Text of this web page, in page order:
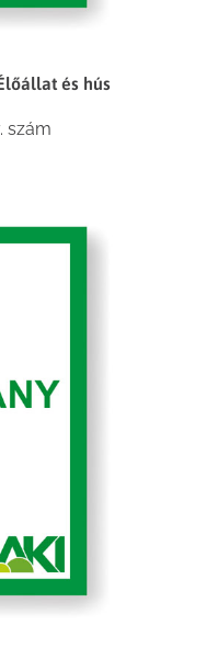
és hús
szám